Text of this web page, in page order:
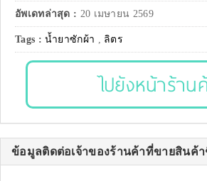
อัพเดทล่าสุด : 20 เมษายน 2569
Tags :น้ำยาซักผ้า , ลิตร
ไปยังหน้าร้าน
ข้อมูลติดต่อเจ้าของร้านค้าที่ขายสินค้